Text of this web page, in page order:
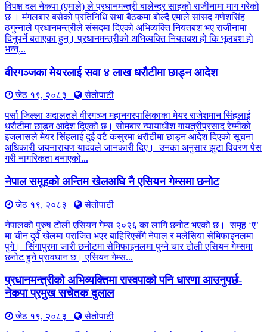
विपक्ष दल नेकपा (एमाले) ले प्रधानमन्त्री बालेन्द्र साहको राजीनामा माग गरेको
छ । मंगलबार बसेको प्रतिनिधि सभा बैठकमा बोल्दै एमाले सांसद गणेशसिंह
ठगुन्नाले प्रधानमन्त्रीले संसदमा दिएको अभिव्यक्ति नियतबश भए राजीनामा
दिनुपर्ने बताएका हुन्। प्रधानमन्त्रीको अभिव्यक्ति नियतबश हो कि भूलबश हो
भन्न्...
वीरगञ्जका मेयरलाई सवा ४ लाख धरौटीमा छाड्न आदेश
जेठ १९, २०८३
सेतोपाटी
पर्सा जिल्ला अदालतले वीरगञ्ज महानगरपालिकाका मेयर राजेशमान सिंहलाई
धरौटीमा छाड्न आदेश दिएको छ। सोमबार न्यायाधीश गायत्रीप्रसाद रेग्मीको
इजलासले मेयर सिंहलाई दुई वटै कसुरमा धरौटीमा छाड्न आदेश दिएको सूचना
अधिकारी जयनारायण यादवले जानकारी दिए। उनका अनुसार झुटा विवरण पेस
गरी नागरिकता बनाएको...
नेपाल समूहको अन्तिम खेलअघि नै एसियन गेम्समा छनोट
जेठ १९, २०८३
सेतोपाटी
नेपालको पुरुष टोली एसियन गेम्स २०२६ का लागि छनोट भएको छ। समूह ‘ए’
मा चीन दुवै खेलमा पराजित भएर बाहिरिएसँगै नेपाल र मलेसिया सेमिफाइनलमा
पुगे। सिंगापुरमा जारी छनोटमा सेमिफाइनलमा पुग्ने चार टोली एसियन गेम्समा
छनोट हुने प्रावधान छ। एसियन गेम्स...
प्रधानमन्त्रीको अभिव्यक्तिमा रास्वपाको पनि धारणा आउनुपर्छ-
नेकपा प्रमुख सचेतक दुलाल
जेठ १९, २०८३
सेतोपाटी